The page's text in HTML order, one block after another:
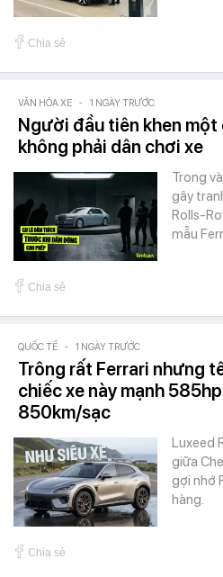
Chia sẻ
VĂN HÓA XE - 1 NGÀY TRƯỚC
Người đầu tiên khen
không phải dân chơi xe
Trong
gây
Rolls-
mẫu
Chia sẻ
QUỐC TẾ - 1 NGÀY TRƯỚC
Trông rất Ferrari nhưng
chiếc xe này mạnh
850km/sạc
Luxeed
giữa
gợi nhớ
hàng.
Chia sẻ